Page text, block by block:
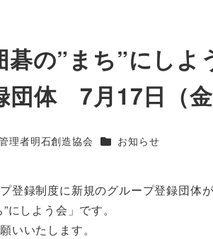
碁の”まち”にし
団体 7月17日（
理者明石創造協会 カテゴリー
お知らせ
登録制度に新規のグループ登録団体が
にしよう会」です。
いいたします。